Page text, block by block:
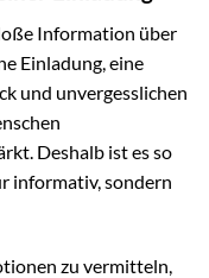
Information über
Einladung, eine
und unvergesslichen
Deshalb ist es so
informativ, sondern
zu vermitteln,